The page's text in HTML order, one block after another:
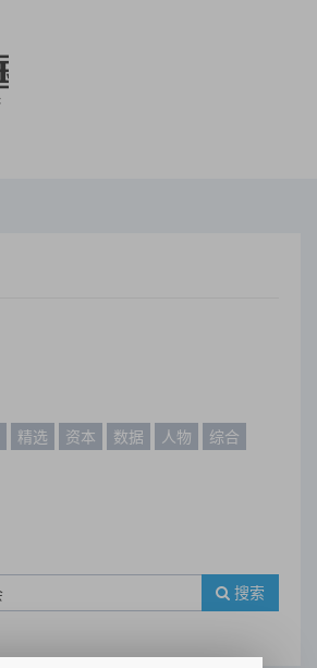
精选 资本 数据 人物 综合
搜索